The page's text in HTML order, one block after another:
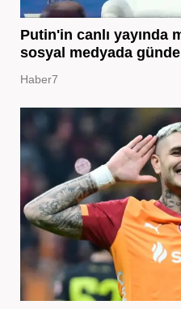
Putin'in canlı yayında
sosyal medyada
Haber7